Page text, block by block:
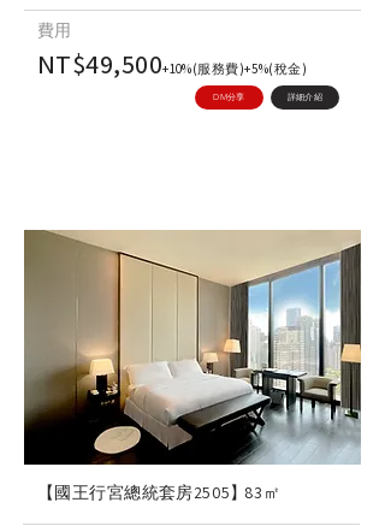
費用
NT$49,500+10%(服務費)+5%(稅金)
DM分享 詳細介紹
83㎡
【國王行宮總統套房2505】